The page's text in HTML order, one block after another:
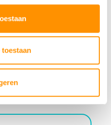
toestaan
voorwaarden.
ontvangt u